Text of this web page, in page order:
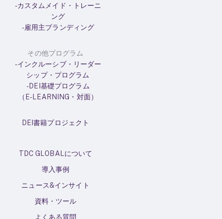
-カスタムメイド・トレーニ
ング
-雇用主ブランディング
その他プログラム
-インクルーシブ・リーダー
シップ・プログラム
-DEI基礎プログラム
（E-LEARNING・対面）
DEI書籍プロジェクト
TDC GLOBALについて
導入事例
ニュース&インサイト
資料・ツール
よくある質問